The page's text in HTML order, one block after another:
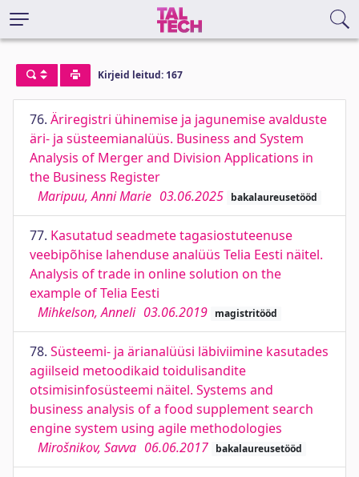
Kirjeid leitud: 167
76. Äriregistri ühinemise ja jagunemise avalduste
äri- ja süsteemianalüüs. Business and System
Analysis of Merger and Division Applications in
the Business Register
Maripuu, Anni Marie 03.06.2025 bakalaureusetööd
77. Kasutatud seadmete tagasiostuteenuse
veebipõhise lahenduse analüüs Telia Eesti näitel.
Analysis of trade in online solution on the
example of Telia Eesti
Mihkelson, Anneli 03.06.2019 magistritööd
78. Süsteemi- ja ärianalüüsi läbiviimine kasutades
agiilseid metoodikaid toidulisandite
otsimisinfosüsteemi näitel. Systems and
business analysis of a food supplement search
engine system using agile methodologies
Mirošnikov, Savva 06.06.2017 bakalaureusetööd